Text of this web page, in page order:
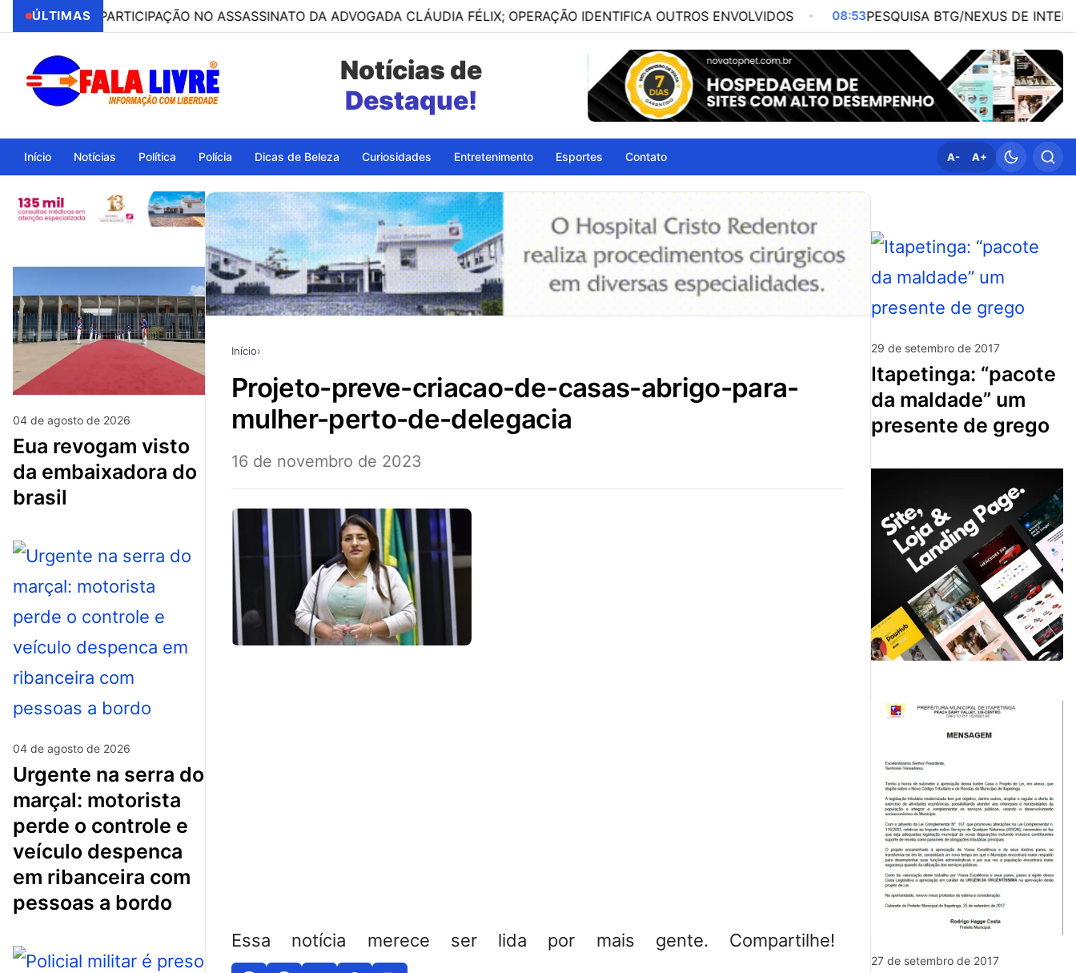
ÚLTIMAS
PARTICIPAÇÃO NO ASSASSINATO DA ADVOGADA CLÁUDIA FÉLIX; OPERAÇÃO IDENTIFICA OUTROS ENVOLVIDOS 08:53PESQUISA BTG/NEXUS DE INTENÇÃO DE
Notícias de
Itapetinga - BA
Início Notícias Política Polícia Dicas de Beleza Curiosidades Entretenimento Esportes Contato A- A+
04 de agosto de 2026
eua revogam visto
da embaixadora do
brasil
04 de agosto de 2026
urgente na serra do
marçal: motorista
perde o controle e
veículo despenca
em ribanceira com
pessoas a bordo
Início›
projeto-preve-criacao-de-casas-abrigo-para-
mulher-perto-de-delegacia
16 de novembro de 2023
Essa notícia merece ser lida por mais gente. Compartilhe!
29 de setembro de 2017
itapetinga: “pacote
da maldade” um
presente de grego
27 de setembro de 2017